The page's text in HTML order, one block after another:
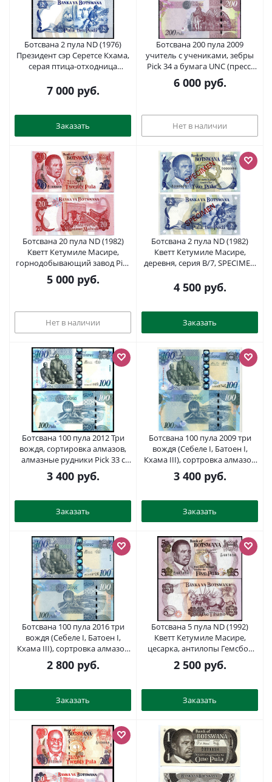
Ботсвана 2 пула ND (1976)
Президент сэр Серетсе Кхама,
серая птица-отходница
бумага UNC (пресс) 451-735-3
7 000руб.
Заказать
Ботсвана 200 пула 2009
учитель с учениками, зебры
Pick 34 a бумага UNC (пресс)
00-00
6 000руб.
Нет в наличии
Ботсвана 20 пула ND (1982)
Кветт Кетумиле Масире,
горнодобывающий завод Pick
10d бумага UNC (пресс) 000-00-
00
5 000руб.
Нет в наличии
Ботсвана 2 пула ND (1982)
Кветт Кетумиле Масире,
деревня, серия B/7, SPECIMEN
451-436-3
4 500руб.
Заказать
Ботсвана 100 пула 2012 Три
вождя, сортировка алмазов,
алмазные рудники Pick 33 с
бумага UNC (пресс) 2197-37-1-1
3 400руб.
Заказать
Ботсвана 100 пула 2009 три
вождя (Себеле I, Батоен I,
Кхама III), сортровка алмазов
Pick 33 бумага UNC (пресс)
451-203-2
3 400руб.
Заказать
Ботсвана 100 пула 2016 три
вождя (Себеле I, Батоен I,
Кхама III), сортровка алмазов
Pick 33 d бумага UNC (пресс)
448-17-3
2 800руб.
Заказать
Ботсвана 5 пула ND (1992)
Кветт Кетумиле Масире,
цесарка, антилопы Гемсбок
Pick 11 бумага UNC (пресс)
451-451-3
2 500руб.
Заказать